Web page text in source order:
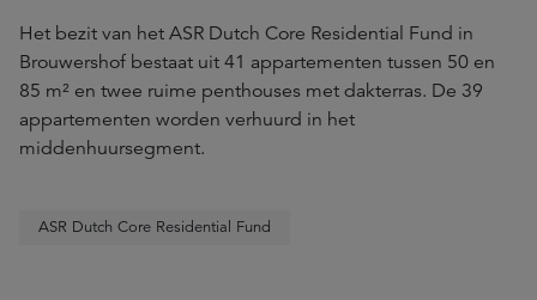
Het bezit van het ASR Dutch Core Residential Fund in
Brouwershof bestaat uit 41 appartementen tussen 50 en
85 m² en twee ruime penthouses met dakterras. De 39
appartementen worden verhuurd in het
middenhuursegment.
ASR Dutch Core Residential Fund